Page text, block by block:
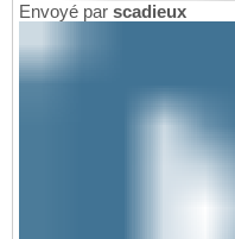
Envoyé par scadieux